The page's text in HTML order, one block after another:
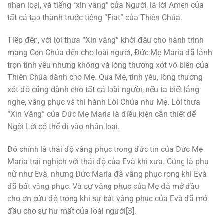
nhan loại, và tiếng “xin vâng” của Người, là lời Amen của
tất cả tạo thành trước tiếng “Fiat” của Thiên Chúa.
Tiếp đến, với lời thưa “Xin vâng” khởi đầu cho hành trình
mang Con Chúa đến cho loài người, Đức Mẹ Maria đã lãnh
trọn tình yêu nhưng không và lòng thương xót vô biên của
Thiên Chúa dành cho Mẹ. Qua Mẹ, tình yêu, lòng thương
xót đó cũng dành cho tất cả loài người, nếu ta biết lắng
nghe, vâng phục và thi hành Lời Chúa như Mẹ. Lời thưa
“Xin Vâng” của Đức Mẹ Maria là điều kiện cần thiết để
Ngôi Lời có thể đi vào nhân loại.
Đó chính là thái độ vâng phục trong đức tin của Đức Mẹ
Maria trái nghịch với thái độ của Evà khi xưa. Cũng là phụ
nữ như Evà, nhưng Đức Maria đã vâng phục rong khi Evà
đã bất vâng phục. Và sự vâng phục của Mẹ đã mở đầu
cho ơn cứu độ trong khi sự bất vâng phục của Evà đã mở
đầu cho sự hư mất của loài người[3].